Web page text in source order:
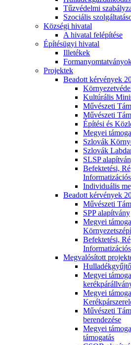
Tűzvédelmi
Szociális
Községi hivatal
A hivatal felépítése
Építésügyi hivatal
Illetékek
Projektek
Beadott kérvények
Kultúrális
Művészeti
Művészeti
Építési és
Megyei
Szlovák
Szlovák
SLSP
Befektetési,
Individuális
Beadott kérvények
Művészeti
SPP alapítvány
Megyei
Befektetési,
Megvalósított
Megyei
Megyei
Művészeti
berendezése
Megyei
támogatás